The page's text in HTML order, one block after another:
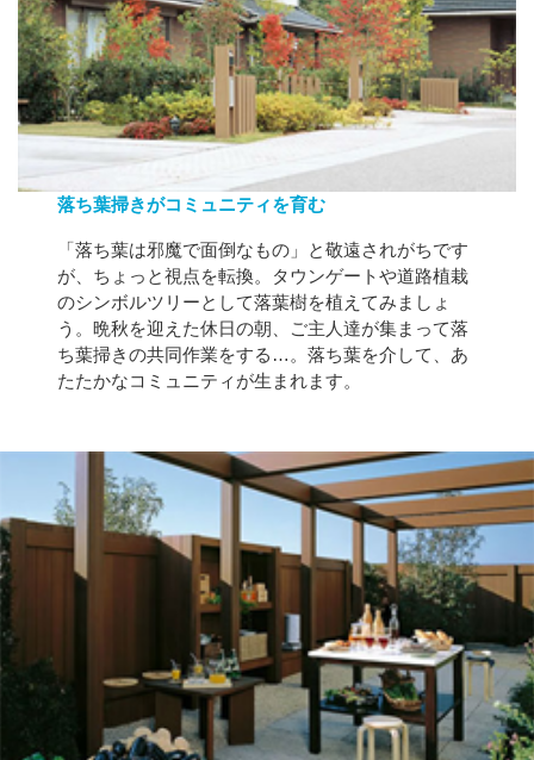
落ち葉掃きがコミュニティを育む
「落ち葉は邪魔で面倒なもの」と敬遠されがちです
が、ちょっと視点を転換。タウンゲートや道路植栽
のシンボルツリーとして落葉樹を植えてみましょ
う。晩秋を迎えた休日の朝、ご主人達が集まって落
ち葉掃きの共同作業をする…。落ち葉を介して、あ
たたかなコミュニティが生まれます。